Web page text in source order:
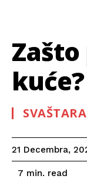
Zašto
kuće?
SVAŠTARA
21 Decembra,
7 min. read